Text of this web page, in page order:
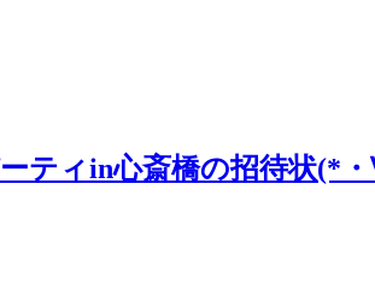
ティin心斎橋の招待状(*